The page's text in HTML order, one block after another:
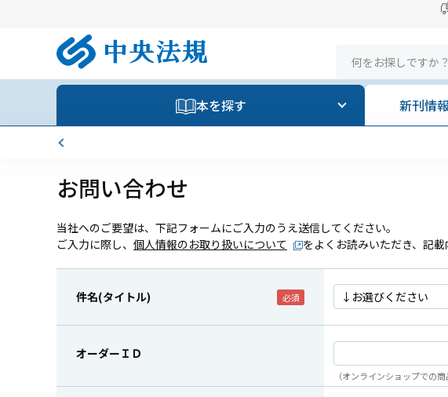
本を探す 新刊情
お問い合わせ
当社へのご要望は、下記フォームにご入力のうえ送信してください。
ご入力に際し、 個人情報のお取り扱いについて をよくお読みいただき、記
件名(タイトル)
オーダーＩＤ
（オンラインショップでの